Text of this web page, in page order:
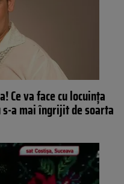
Ce va face cu locuința
a mai îngrijit de soarta